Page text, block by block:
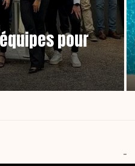
pour
-